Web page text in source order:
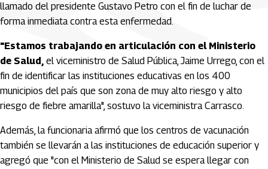
llamado del presidente Gustavo Petro con el fin de luchar de
forma inmediata contra esta enfermedad.
"Estamos trabajando en articulación con el Ministerio
de Salud, el viceministro de Salud Pública, Jaime Urrego, con el
fin de identificar las instituciones educativas en los 400
municipios del país que son zona de muy alto riesgo y alto
riesgo de fiebre amarilla", sostuvo la viceministra Carrasco.
Además, la funcionaria afirmó que los centros de vacunación
también se llevarán a las instituciones de educación superior y
agregó que "con el Ministerio de Salud se espera llegar con